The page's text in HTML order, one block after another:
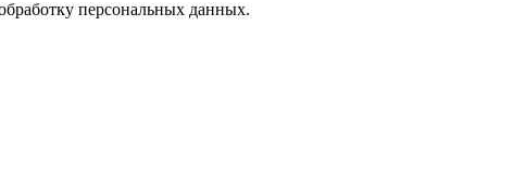
персональных данных.